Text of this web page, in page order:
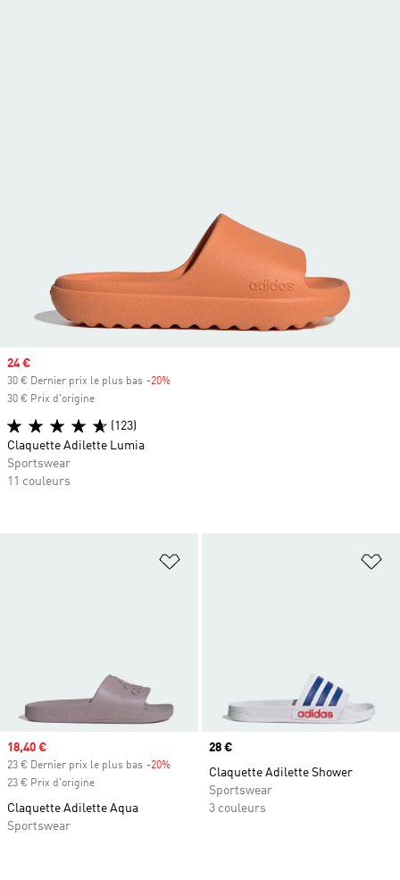
Ajouter à la Liste de produits
Prix soldé
18,40 €
23 € Dernier prix le plus bas -20%
23 € Prix d'origine
Claquette Adilette Aqua
Sportswear
Prix
28 €
Claquette Adilette Shower
Sportswear
3 couleurs
Prix soldé
24 €
30 € Dernier prix le plus bas -20%
30 € Prix d'origine
(123)
Claquette Adilette Lumia
Sportswear
11 couleurs